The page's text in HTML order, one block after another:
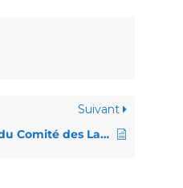
Suivant
Règlement Général du Comité des Landes de Pelote Basque